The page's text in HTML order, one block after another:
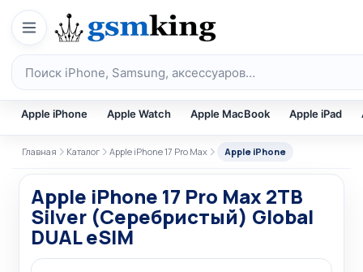
Перейти к содержимому
Поиск по каталогу
Apple iPhone Apple Watch Apple MacBook Apple iPad
Главная Каталог Apple iPhone 17 Pro Max Apple iPhone
Apple iPhone 17 Pro Max 2TB
Silver (Серебристый) Global
DUAL eSIM